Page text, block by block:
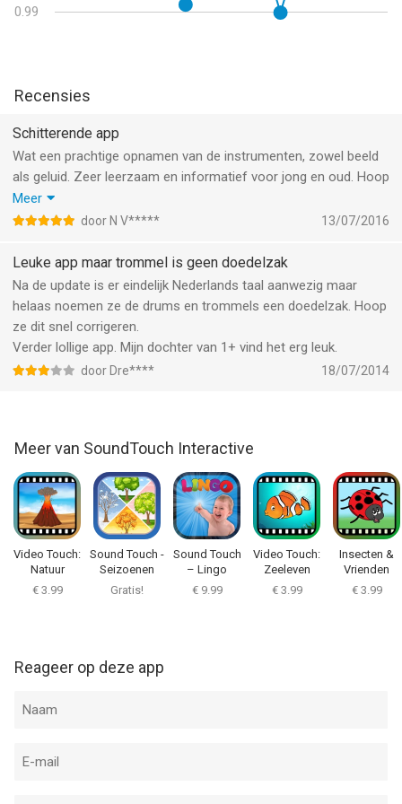
vergeleken op 8 Aug om 09:54.
0.99
Recensies
Schitterende app
Wat een prachtige opnamen van de instrumenten, zowel beeld
als geluid. Zeer leerzaam en informatief voor jong en oud. Hoop
van harte dat het aantal instrumenten wordt aangevuld. Zowel
bij strijkers als slagwerk en koper zou het een waardevolle
Meer
door N V***** 13/07/2016
Leuke app maar trommel is geen doedelzak
Na de update is er eindelijk Nederlands taal aanwezig maar
helaas noemen ze de drums en trommels een doedelzak. Hoop
ze dit snel corrigeren.
Verder lollige app. Mijn dochter van 1+ vind het erg leuk.
door Dre**** 18/07/2014
Meer van SoundTouch Interactive
Video Touch:
Natuur
€ 3.99
Sound Touch -
Seizoenen
Gratis!
Sound Touch
– Lingo
Woord Quiz
€ 9.99
Video Touch:
Zeeleven
€ 3.99
Insecten &
Vrienden
€ 3.99
Reageer op deze app